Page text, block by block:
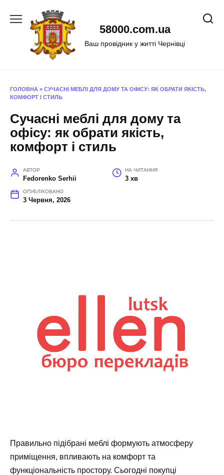
58000.com.ua
Ваш провідник у житті Чернівці
ГОЛОВНА » СУЧАСНІ МЕБЛІ ДЛЯ ДОМУ ТА ОФІСУ: ЯК ОБРАТИ ЯКІСТЬ,
КОМФОРТ І СТИЛЬ
Сучасні меблі для дому та
офісу: як обрати якість,
комфорт і стиль
АВТОР
Fedorenko Serhii
НА ЧИТАННЯ
3 хв
ОПУБЛІКОВАНО
3 Червня, 2026
Правильно підібрані меблі формують атмосферу
приміщення, впливають на комфорт та
функціональність простору. Сьогодні покупці